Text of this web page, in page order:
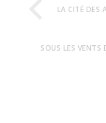
LA CITÉ DES
SOUS LES VENTS